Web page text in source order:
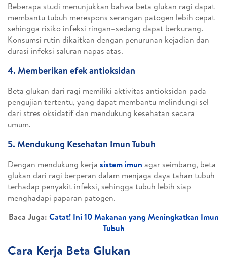
Beberapa studi menunjukkan bahwa beta glukan ragi dapat
membantu tubuh merespons serangan patogen lebih cepat
sehingga risiko infeksi ringan–sedang dapat berkurang.
Konsumsi rutin dikaitkan dengan penurunan kejadian dan
durasi infeksi saluran napas atas.
4. Memberikan efek antioksidan
Beta glukan dari ragi memiliki aktivitas antioksidan pada
pengujian tertentu, yang dapat membantu melindungi sel
dari stres oksidatif dan mendukung kesehatan secara
umum.
5. Mendukung Kesehatan Imun Tubuh
Dengan mendukung kerja sistem imun agar seimbang, beta
glukan dari ragi berperan dalam menjaga daya tahan tubuh
terhadap penyakit infeksi, sehingga tubuh lebih siap
menghadapi paparan patogen.
Baca Juga: Catat! Ini 10 Makanan yang Meningkatkan Imun
Tubuh
Cara Kerja Beta Glukan